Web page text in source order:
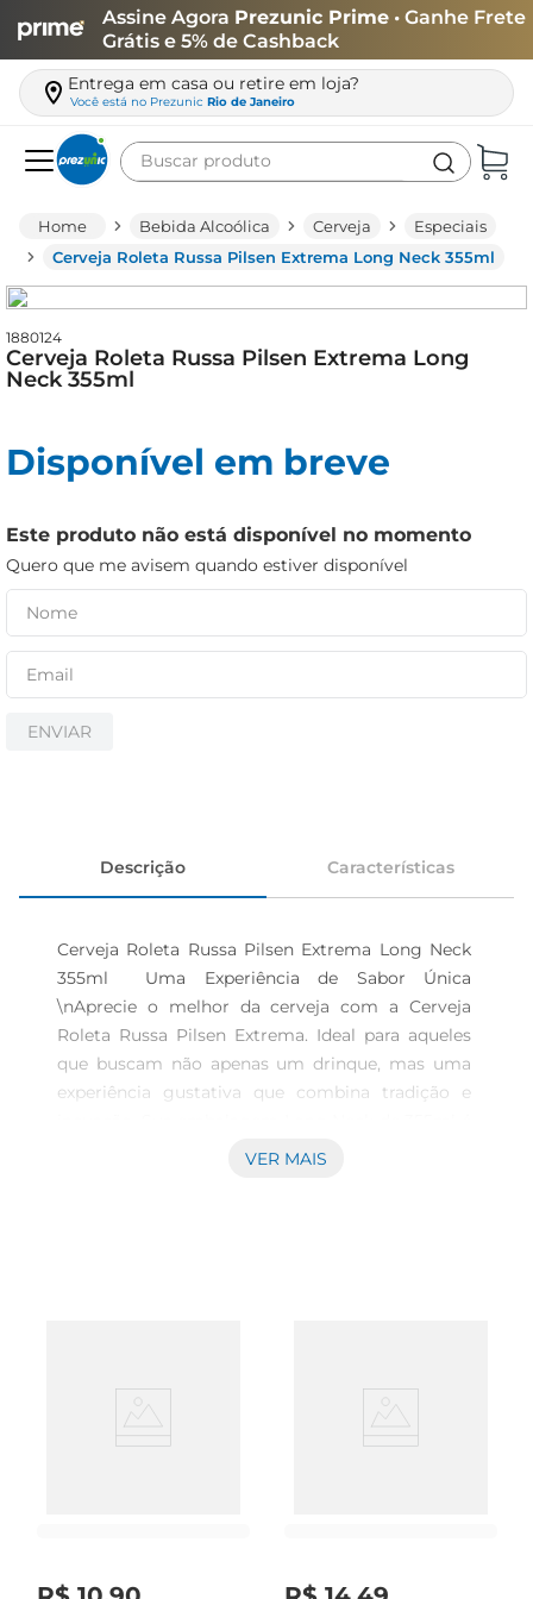
Assine Agora Prezunic Prime • Ganhe Frete
Grátis e 5% de Cashback
Entrega em casa ou retire em loja?
Você está no Prezunic Rio de Janeiro
Buscar produto
Bebida Alcoólica Cerveja
Especiais
Cerveja Roleta Russa Pilsen Extrema Long Neck 355ml
1880124
Cerveja Roleta Russa Pilsen Extrema Long
Neck 355ml
Disponível em breve
Este produto não está disponível no momento
Quero que me avisem quando estiver disponível
ENVIAR
Descrição Características
Cerveja Roleta Russa Pilsen Extrema Long Neck
355ml  Uma Experiência de Sabor Única
\nAprecie o melhor da cerveja com a Cerveja
Roleta Russa Pilsen Extrema. Ideal para aqueles
que buscam não apenas um drinque, mas uma
experiência gustativa que combina tradição e
perfeita para ser desfrutada em diferentes
busca uma cerveja de qualidade superior que não
VER MAIS
leite
queijo
azeite
iogurte
papel higiênico
cerveja